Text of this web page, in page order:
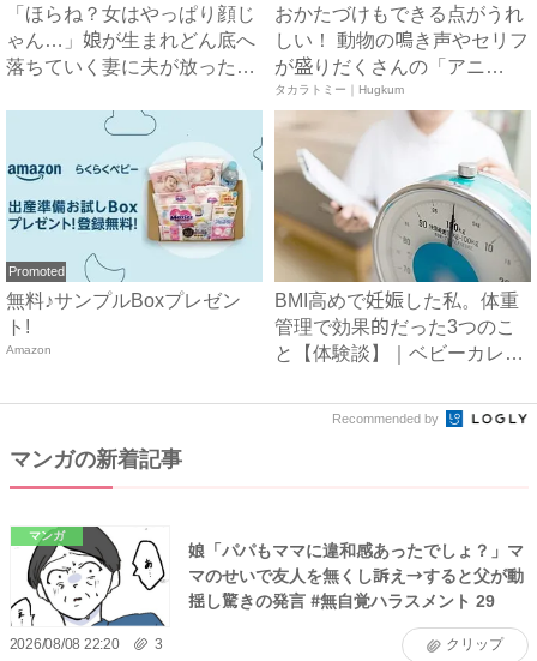
「ほらね？女はやっぱり顔じ
ゃん…」娘が生まれどん底へ
落ちていく妻に夫が放った衝
おかたづけもできる点がうれ
しい！ 動物の鳴き声やセリフ
が盛りだくさんの「アニ
ア ...
タカラトミー｜Hugkum
Promoted
無料♪サンプルBoxプレゼン
ト!
Amazon
BMI高めで妊娠した私。体重
管理で効果的だった3つのこ
と【体験談】｜ベビーカレ
Recommended by
マンガの新着記事
マンガ
娘「パパもママに違和感あったでしょ？」マ
マのせいで友人を無くし訴え→すると父が動
揺し驚きの発言 #無自覚ハラスメント 29
2026/08/08 22:20 3 クリップ